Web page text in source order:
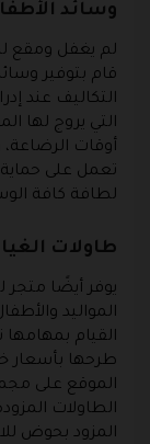
وسائد
لم يغفل ومقع
قام بتوفير
التكاليف عند
التي يروج لها
أوقات الرضاعة،
تعمل على
لطافة كافة
طاولات
يوفر أيضًا متجر
المواليد
القيام بمهامها
طرحها بأسعار
الموقع على
الطاولات
المزود بحوض